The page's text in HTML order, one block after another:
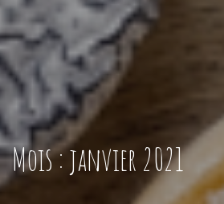
Mois :janvier 2021